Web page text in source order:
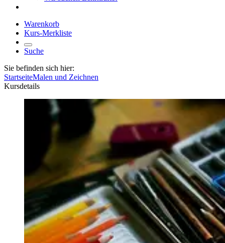
Warenkorb
Kurs-Merkliste
Suche
Sie befinden sich hier:
StartseiteMalen und Zeichnen
Kursdetails